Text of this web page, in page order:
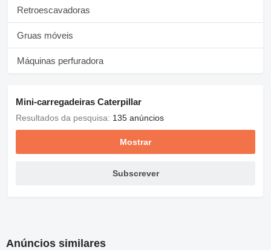
Retroescavadoras
Gruas móveis
Máquinas perfuradora
Mini-carregadeiras Caterpillar
Resultados da pesquisa: 135 anúncios
Mostrar
Subscrever
Anúncios similares